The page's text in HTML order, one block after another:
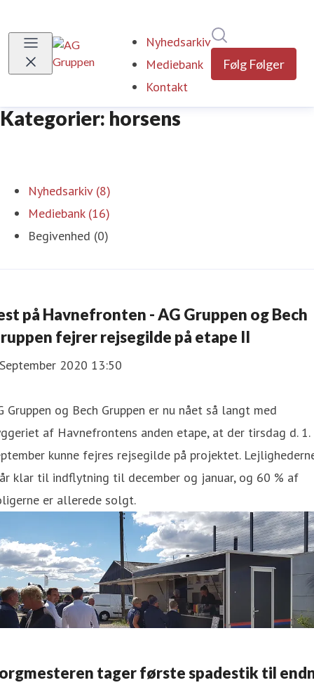
Nyhedsarkiv
Mediebank
Kontakt
Følg Følger
Kategorier: horsens
Nyhedsarkiv (8)
Mediebank (16)
Begivenhed (0)
på Havnefronten - AG Gruppen og Bech
fejrer rejsegilde på etape II
2020 13:50
Gruppen og Bech Gruppen er nu nået så langt med
af Havnefrontens anden etape, at der tirsdag d. 1.
kunne fejres rejsegilde på projektet.
klar til indflytning til december og januar, og 60 % af
er allerede solgt.
tager første spadestik til